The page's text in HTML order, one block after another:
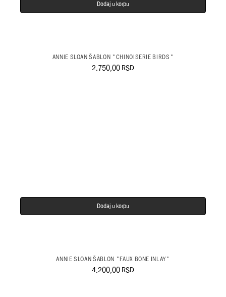
Dodaj u korpu
ANNIE SLOAN ŠABLON "CHINOISERIE BIRDS"
2.750,00RSD
Dodaj u korpu
ANNIE SLOAN ŠABLON "FAUX BONE INLAY"
4.200,00RSD